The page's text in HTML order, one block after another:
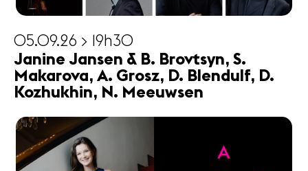
05.09.26 > 19h30
Janine Jansen & B. Brovtsyn, S.
Makarova, A. Grosz, D. Blendulf, D.
Kozhukhin, N. Meeuwsen